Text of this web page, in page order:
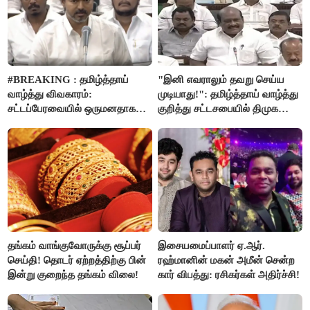
#BREAKING : தமிழ்த்தாய்
வாழ்த்து விவகாரம்:
சட்டப்பேரவையில் ஒருமனதாக
"இனி எவராலும் தவறு செய்ய
முடியாது!": தமிழ்த்தாய் வாழ்த்து
குறித்து சட்டசபையில் திமுக
தங்கம் வாங்குவோருக்கு சூப்பர்
செய்தி! தொடர் ஏற்றத்திற்கு பின்
இன்று குறைந்த தங்கம் விலை!
இசையமைப்பாளர் ஏ.ஆர்.
ரஹ்மானின் மகன் அமீன் சென்ற
கார் விபத்து: ரசிகர்கள் அதிர்ச்சி!